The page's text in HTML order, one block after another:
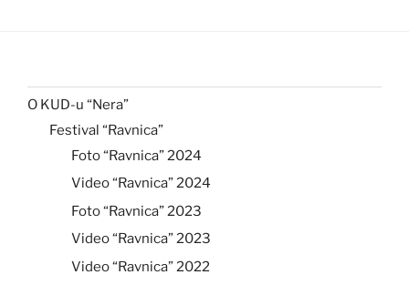
O KUD-u “Nera”
Festival “Ravnica”
Foto “Ravnica” 2024
Video “Ravnica” 2024
Foto “Ravnica” 2023
Video “Ravnica” 2023
Video “Ravnica” 2022